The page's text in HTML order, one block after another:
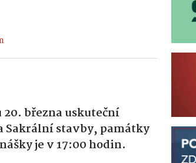
března uskuteční
Sakrální stavby, památky
je v 17:00 hodin.